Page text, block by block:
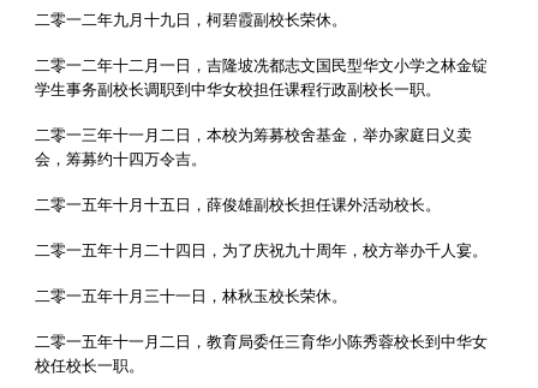
二零一二年九月十九日，柯碧霞副校长荣休。
二零一二年十二月一日，吉隆坡冼都志文国民型华文小学之林金锭
学生事务副校长调职到中华女校担任课程行政副校长一职。
二零一三年十一月二日，本校为筹募校舍基金，举办家庭日义卖
会，筹募约十四万令吉。
二零一五年十月十五日，薛俊雄副校长担任课外活动校长。
二零一五年十月二十四日，为了庆祝九十周年，校方举办千人宴。
二零一五年十月三十一日，林秋玉校长荣休。
二零一五年十一月二日，教育局委任三育华小陈秀蓉校长到中华女
校任校长一职。